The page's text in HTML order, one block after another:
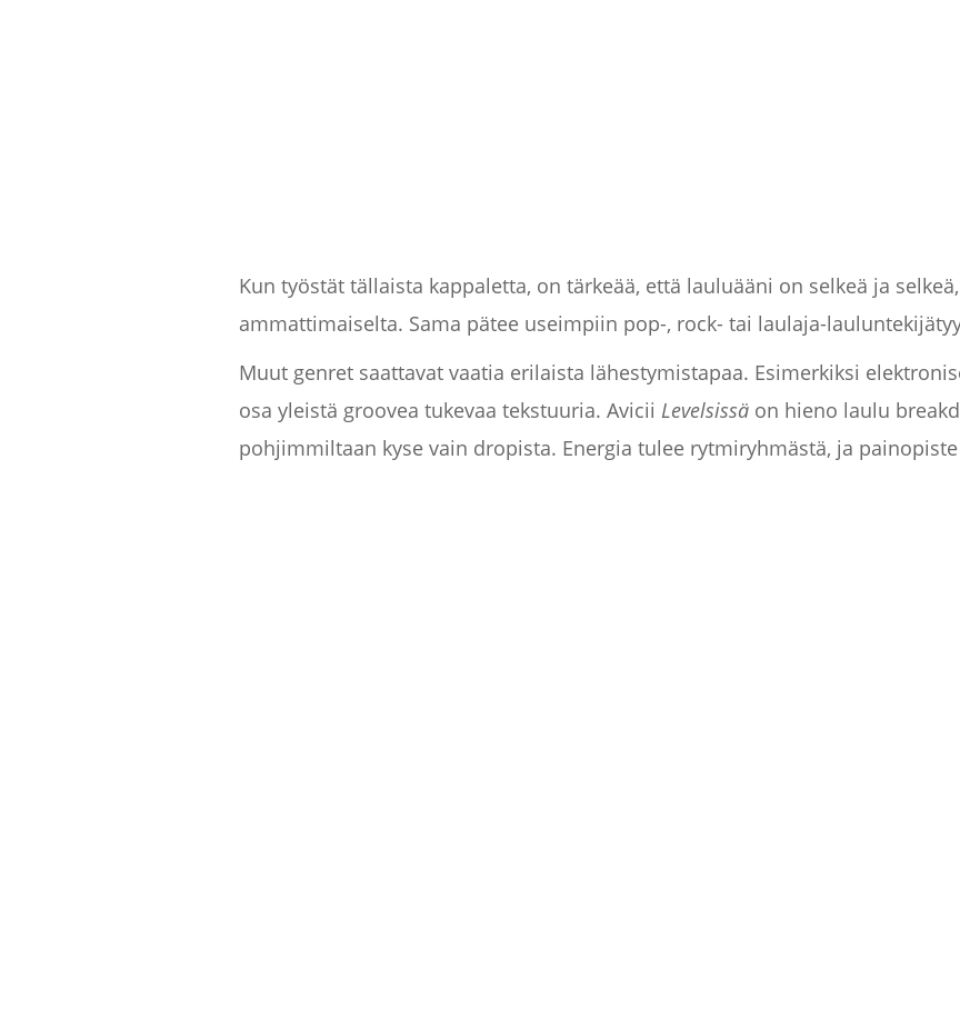
Kun työstät tällaista kappaletta, on tärkeää, että lauluääni on selkeä ja
ammattimaiselta. Sama pätee useimpiin pop-, rock- tai laulaja-
Muut genret saattavat vaatia erilaista lähestymistapaa. Esimerkiksi
osa yleistä groovea tukevaa tekstuuria. Avicii Levelsissä on hieno laulu
pohjimmiltaan kyse vain dropista. Energia tulee rytmiryhmästä, ja